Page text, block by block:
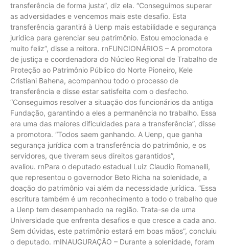
transferência de forma justa”, diz ela. “Conseguimos superar
as adversidades e vencemos mais este desafio. Esta
transferência garantirá à Uenp mais estabilidade e segurança
jurídica para gerenciar seu patrimônio. Estou emocionada e
muito feliz”, disse a reitora. rnFUNCIONÁRIOS – A promotora
de justiça e coordenadora do Núcleo Regional de Trabalho de
Proteção ao Patrimônio Público do Norte Pioneiro, Kele
Cristiani Bahena, acompanhou todo o processo de
transferência e disse estar satisfeita com o desfecho.
“Conseguimos resolver a situação dos funcionários da antiga
Fundação, garantindo a eles a permanência no trabalho. Essa
era uma das maiores dificuldades para a transferência”, disse
a promotora. “Todos saem ganhando. A Uenp, que ganha
segurança jurídica com a transferência do patrimônio, e os
servidores, que tiveram seus direitos garantidos”,
avaliou. rnPara o deputado estadual Luiz Claudio Romanelli,
que representou o governodor Beto Richa na solenidade, a
doação do patrimônio vai além da necessidade jurídica. “Essa
escritura também é um reconhecimento a todo o trabalho que
a Uenp tem desempenhado na região. Trata-se de uma
Universidade que enfrenta desafios e que cresce a cada ano.
Sem dúvidas, este patrimônio estará em boas mãos”, concluiu
o deputado. rnINAUGURAÇÃO – Durante a solenidade, foram